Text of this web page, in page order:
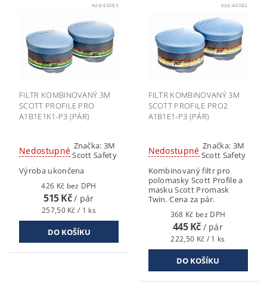
Kód:44083
FILTR KOMBINOVANÝ 3M
SCOTT PROFILE PRO
A1B1E1K1-P3 (PÁR)
Nedostupné Značka:3M
Scott Safety
Výroba ukončena
426 Kč bez DPH
515 Kč/ pár
257,50 Kč / 1 ks
Kód: 44082
FILTR KOMBINOVANÝ 3M
SCOTT PROFILE PRO2
A1B1E1-P3 (PÁR)
Nedostupné Značka: 3M
Scott Safety
Kombinovaný filtr pro
polomasky Scott Profile a
masku Scott Promask
Twin. Cena za pár.
368 Kč bez DPH
445 Kč / pár
222,50 Kč / 1 ks